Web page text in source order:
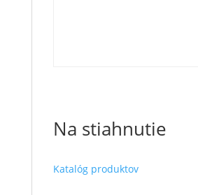
Na stiahnutie
Katalóg produktov